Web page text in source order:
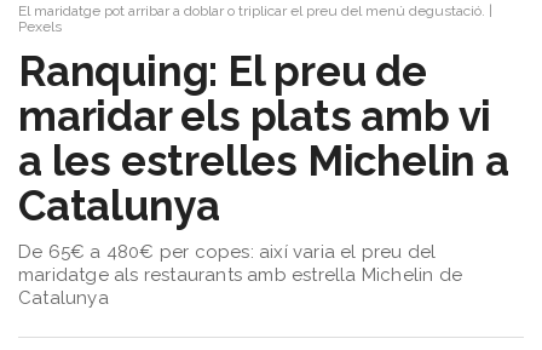
El maridatge pot arribar a doblar o triplicar el preu del menú degustació. |
Pexels
Ranquing: El preu de
maridar els plats amb vi
a les estrelles Michelin a
Catalunya
De 65€ a 480€ per copes: així varia el preu del
maridatge als restaurants amb estrella Michelin de
Catalunya